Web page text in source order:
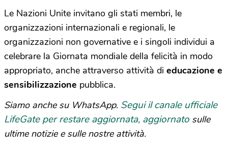
Le Nazioni Unite invitano gli stati membri, le
organizzazioni internazionali e regionali, le
organizzazioni non governative e i singoli individui a
celebrare la Giornata mondiale della felicità in modo
appropriato, anche attraverso attività di educazione e
sensibilizzazione pubblica.
Siamo anche su WhatsApp. Segui il canale ufficiale
LifeGate per restare aggiornata, aggiornato sulle
ultime notizie e sulle nostre attività.